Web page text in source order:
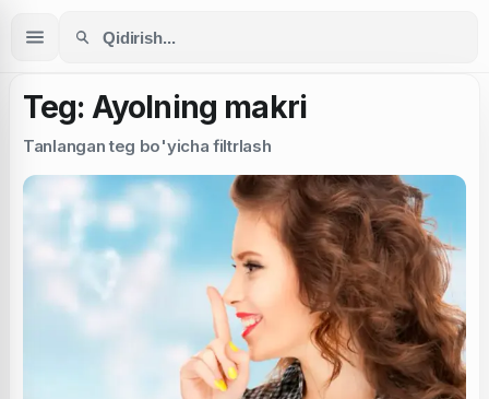
Teg: Ayolning makri
Tanlangan teg bo'yicha filtrlash